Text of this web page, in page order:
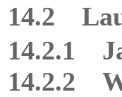
14.2
14.2.1
14.2.2